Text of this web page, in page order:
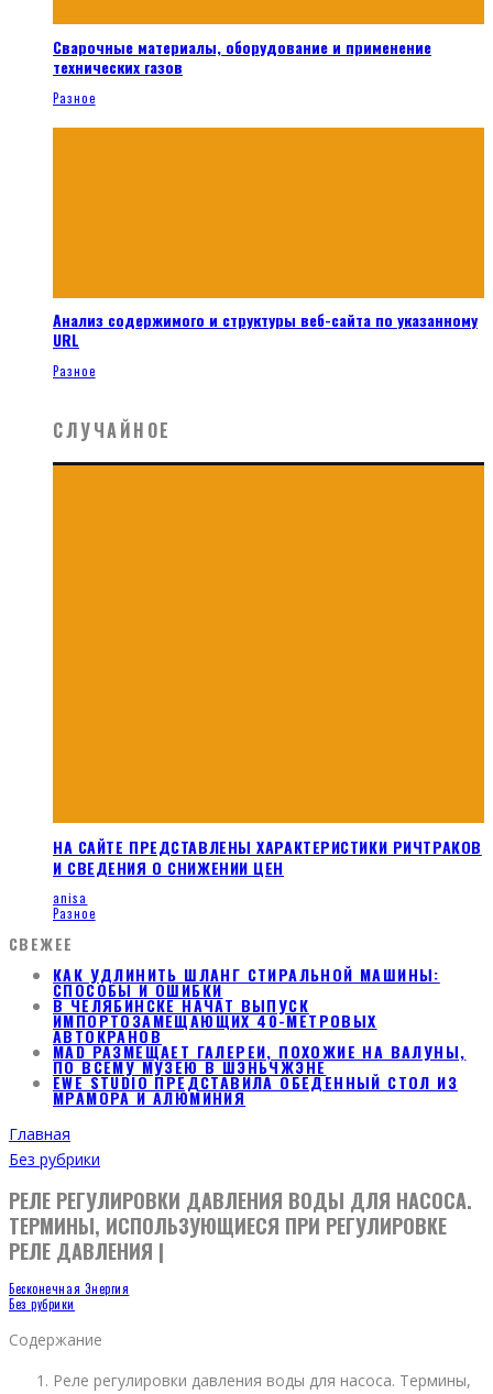
Сварочные материалы, оборудование и применение
технических газов
Разное
Анализ содержимого и структуры веб-сайта по указанному
URL
Разное
СЛУЧАЙНОЕ
НА САЙТЕ ПРЕДСТАВЛЕНЫ ХАРАКТЕРИСТИКИ РИЧТРАКОВ
И СВЕДЕНИЯ О СНИЖЕНИИ ЦЕН
anisa
Разное
СВЕЖЕЕ
КАК УДЛИНИТЬ ШЛАНГ СТИРАЛЬНОЙ МАШИНЫ:
СПОСОБЫ И ОШИБКИ
В ЧЕЛЯБИНСКЕ НАЧАТ ВЫПУСК
ИМПОРТОЗАМЕЩАЮЩИХ 40-МЕТРОВЫХ
АВТОКРАНОВ
MAD РАЗМЕЩАЕТ ГАЛЕРЕИ, ПОХОЖИЕ НА ВАЛУНЫ,
ПО ВСЕМУ МУЗЕЮ В ШЭНЬЧЖЭНЕ
EWE STUDIO ПРЕДСТАВИЛА ОБЕДЕННЫЙ СТОЛ ИЗ
МРАМОРА И АЛЮМИНИЯ
Главная
Без рубрики
РЕЛЕ РЕГУЛИРОВКИ ДАВЛЕНИЯ ВОДЫ ДЛЯ НАСОСА.
ТЕРМИНЫ, ИСПОЛЬЗУЮЩИЕСЯ ПРИ РЕГУЛИРОВКЕ
РЕЛЕ ДАВЛЕНИЯ |
Бесконечная Энергия
Без рубрики
Содержание
Реле регулировки давления воды для насоса. Термины,